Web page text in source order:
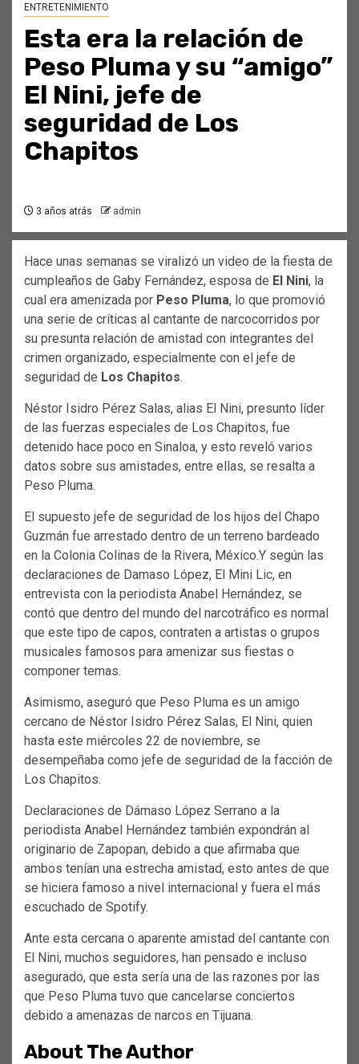
ENTRETENIMIENTO
Esta era la relación de
Peso Pluma y su “amigo”
El Nini, jefe de
seguridad de Los
Chapitos
3 años atrás admin
Hace unas semanas se viralizó un video de la fiesta de
cumpleaños de Gaby Fernández, esposa de El Nini, la
cual era amenizada por Peso Pluma, lo que promovió
una serie de críticas al cantante de narcocorridos por
su presunta relación de amistad con integrantes del
crimen organizado, especialmente con el jefe de
seguridad de Los Chapitos.
Néstor Isidro Pérez Salas, alias El Nini, presunto líder
de las fuerzas especiales de Los Chapitos, fue
detenido hace poco en Sinaloa, y esto reveló varios
datos sobre sus amistades, entre ellas, se resalta a
Peso Pluma.
El supuesto jefe de seguridad de los hijos del Chapo
Guzmán fue arrestado dentro de un terreno bardeado
en la Colonia Colinas de la Rivera, México.Y según las
declaraciones de Damaso López, El Mini Lic, en
entrevista con la periodista Anabel Hernández, se
contó que dentro del mundo del narcotráfico es normal
que este tipo de capos, contraten a artistas o grupos
musicales famosos para amenizar sus fiestas o
componer temas.
Asimismo, aseguró que Peso Pluma es un amigo
cercano de Néstor Isidro Pérez Salas, El Nini, quien
hasta este miércoles 22 de noviembre, se
desempeñaba como jefe de seguridad de la facción de
Los Chapitos.
Declaraciones de Dámaso López Serrano a la
periodista Anabel Hernández también expondrán al
originario de Zapopan, debido a que afirmaba que
ambos tenían una estrecha amistad, esto antes de que
se hiciera famoso a nivel internacional y fuera el más
escuchado de Spotify.
Ante esta cercana o aparente amistad del cantante con
El Nini, muchos seguidores, han pensado e incluso
asegurado, que esta sería una de las razones por las
que Peso Pluma tuvo que cancelarse conciertos
debido a amenazas de narcos en Tijuana.
About The Author